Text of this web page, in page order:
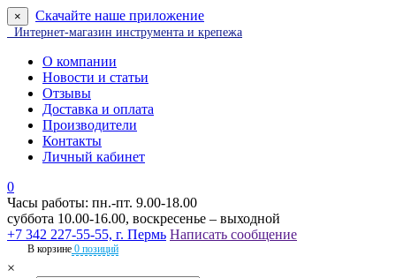
× Скачайте наше приложение
Интернет-магазин инструмента и крепежа
О компании
Новости и статьи
Отзывы
Доставка и оплата
Производители
Контакты
Личный кабинет
0
Часы работы: пн.-пт. 9.00-18.00
суббота 10.00-16.00, воскресенье – выходной
+7 342 227-55-55, г. Пермь Написать сообщение
В корзине 0 позиций
×